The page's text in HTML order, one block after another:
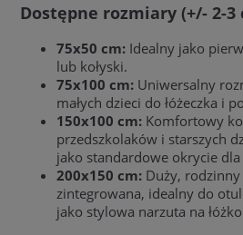
Dostępne rozmiary (+/- 2-3
75x50 cm: Idealny jako
lub kołyski.
75x100 cm: Uniwersalny
małych dzieci do łóżeczka i
150x100 cm: Komfortowy
przedszkolaków i starszych
jako standardowe okrycie
200x150 cm: Duży, rodzinny
zintegrowana, idealny do
jako stylowa narzuta na